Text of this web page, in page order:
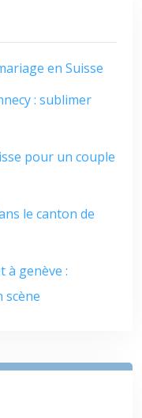
en Suisse
: sublimer
pour un couple
le canton de
à genève :
scène